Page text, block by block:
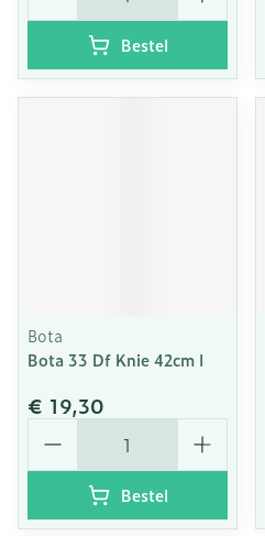
Bestel
Bota
Bota 33 Df Knie 42cm l
€ 19,30
Aantal
Bestel